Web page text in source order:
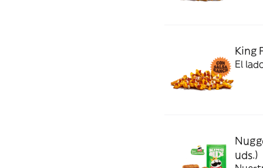
King
El
uds.)